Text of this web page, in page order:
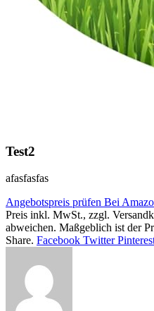
Test2
afasfasfas
Angebotspreis prüfen Bei
Preis inkl. MwSt., zzgl.
abweichen. Maßgeblich ist der
Share. Facebook Twitter